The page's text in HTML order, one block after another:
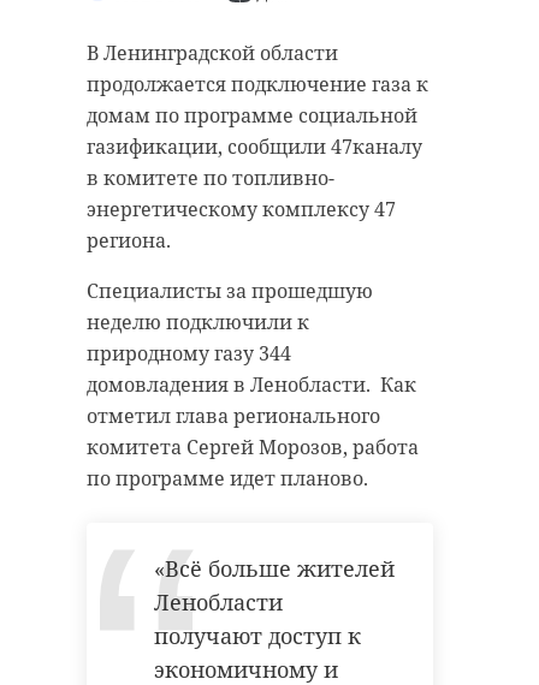
В Ленинградской области
продолжается подключение газа к
домам по программе социальной
газификации, сообщили 47каналу
в комитете по топливно-
энергетическому комплексу 47
региона.
Специалисты за прошедшую
неделю подключили к
природному газу 344
домовладения в Ленобласти. Как
отметил глава регионального
комитета Сергей Морозов, работа
по программе идет планово.
«Всё больше жителей
Ленобласти
получают доступ к
экономичному и